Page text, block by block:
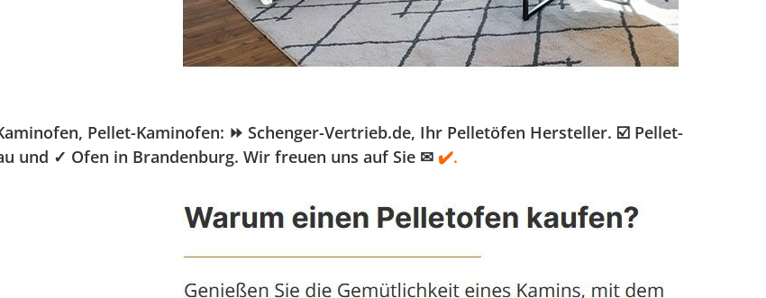
Pellet-Kaminofen: ⏩ Schenger-Vertrieb.de, Ihr Pelletöfen Hersteller. ☑️ Pellet-
und ✓ Ofen in Brandenburg. Wir freuen uns auf Sie ✉ ✔️.